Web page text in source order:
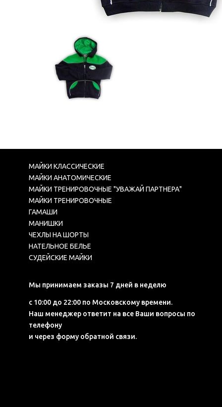
МАЙКИ КЛАССИЧЕСКИЕ
МАЙКИ АНАТОМИЧЕСКИЕ
МАЙКИ ТРЕНИРОВОЧНЫЕ "УВАЖАЙ ПАРТНЕРА"
МАЙКИ ТРЕНИРОВОЧНЫЕ
ГАМАШИ
МАНИШКИ
ЧЕХЛЫ НА ШОРТЫ
НАТЕЛЬНОЕ БЕЛЬЕ
СУДЕЙСКИЕ МАЙКИ
Мы принимаем заказы 7 дней в неделю
с 10:00 до 22:00 по Московскому времени.
Наш менеджер ответит на все Ваши вопросы по
телефону
и через форму обратной связи.